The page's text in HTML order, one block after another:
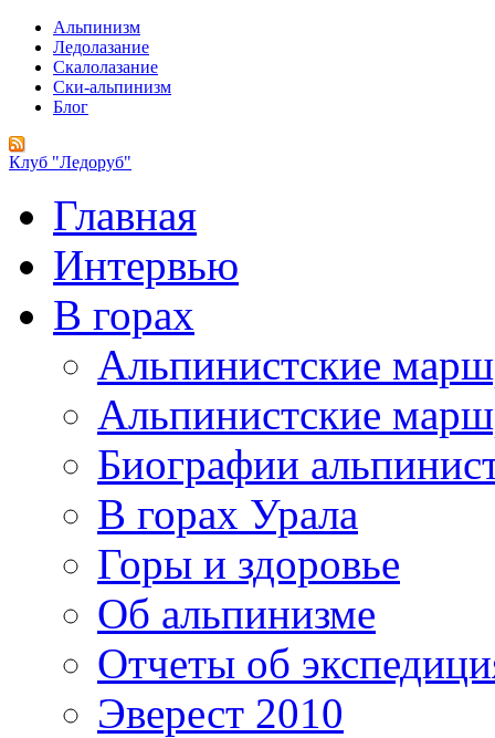
Альпинизм
Ледолазание
Скалолазание
Ски-альпинизм
Блог
Клуб "Ледоруб"
Главная
Интервью
В горах
Альпинистские
Альпинистские
Биографии
В горах Урала
Горы и здоровье
Об альпинизме
Отчеты об
Эверест 2010